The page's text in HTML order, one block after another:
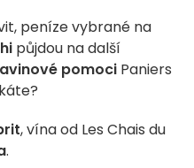
peníze vybrané na
půjdou na další
pomoci Paniers
, vína od Les Chais du
.